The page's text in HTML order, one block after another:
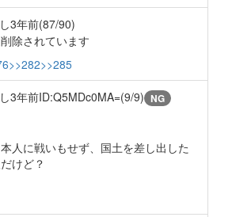
3年前(87/90)
除されています
>>282>>285
3年前ID:Q5MDc0MA=(9/9) NG
人に戦いもせず、国土を差し出した
けど？